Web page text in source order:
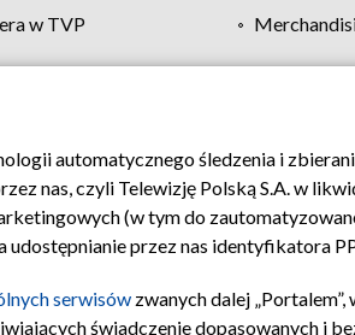
w TVP
Moje zgody Pomoc Biuro
automatycznego śledzenia i
nas, czyli Telewizję Polską S.A. w
(w tym do
udostępnianie przez nas identyfikatora
serwisów zwanych dalej
świadczenie dopasowanych i